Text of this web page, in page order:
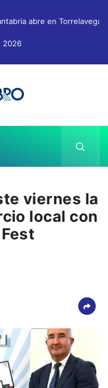
abre en
2026
viernes la
local con